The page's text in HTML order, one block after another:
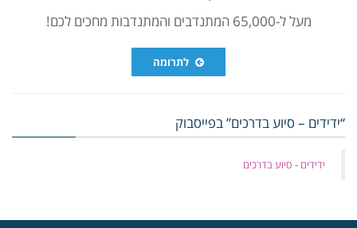
מעל ל-65,000 המתנדבים והמתנדבות מחכים לכם!
לתרומה
“ידידים – סיוע בדרכים” בפייסבוק
‏ידידים - סיוע בדרכים